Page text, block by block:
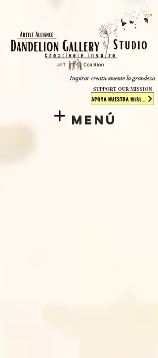
​​​Inspirar creativamente la grandeza
Menú
SUPPORT OUR MISSION